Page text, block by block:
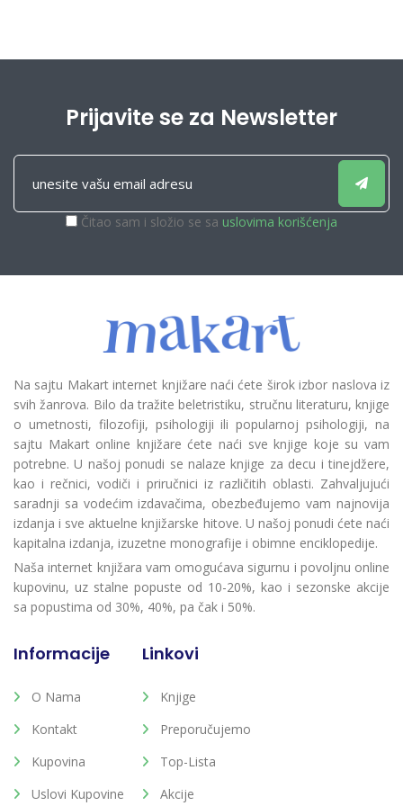
Prijavite se za Newsletter
Čitao sam i složio se sa uslovima korišćenja
Na sajtu Makart internet knjižare naći ćete širok izbor naslova iz
svih žanrova. Bilo da tražite beletristiku, stručnu literaturu, knjige
o umetnosti, filozofiji, psihologiji ili popularnoj psihologiji, na
sajtu Makart online knjižare ćete naći sve knjige koje su vam
potrebne. U našoj ponudi se nalaze knjige za decu i tinejdžere,
kao i rečnici, vodiči i priručnici iz različitih oblasti. Zahvaljujući
saradnji sa vodećim izdavačima, obezbeđujemo vam najnovija
izdanja i sve aktuelne knjižarske hitove. U našoj ponudi ćete naći
kapitalna izdanja, izuzetne monografije i obimne enciklopedije.
Naša internet knjižara vam omogućava sigurnu i povoljnu online
kupovinu, uz stalne popuste od 10-20%, kao i sezonske akcije
sa popustima od 30%, 40%, pa čak i 50%.
Informacije
O Nama
Kontakt
Kupovina
Uslovi Kupovine
Linkovi
Knjige
Preporučujemo
Top-Lista
Akcije